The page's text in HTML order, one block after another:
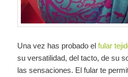
Una vez has probado el fular
su versatilidad, del tacto, de su
las sensaciones. El fular te